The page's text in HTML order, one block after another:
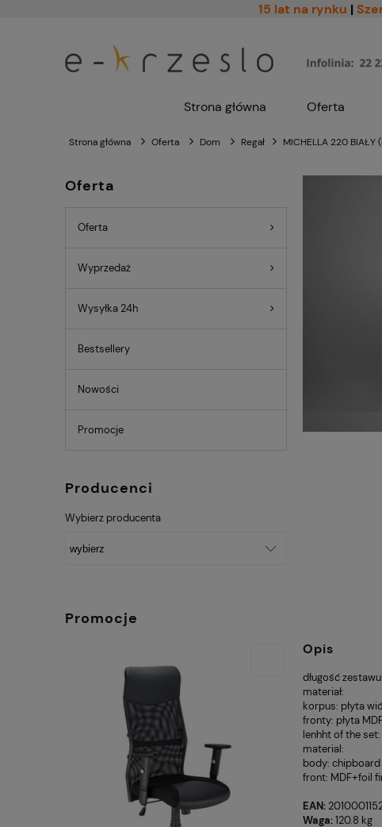
15 lat na rynku |
Strona główna Oferta
Strona główna Oferta Dom Regał MICHELLA 220 BIAŁY
Oferta
Oferta
Wyprzedaż
Wysyłka 24h
Bestsellery
Nowości
Promocje
Producenci
Wybierz producenta
Promocje
Opis
długość
materiał:
korpus: płyta
fronty: płyta
lenhht of the
material:
body: chipboard
front: MDF+foil
EAN:
Waga:120.8 kg